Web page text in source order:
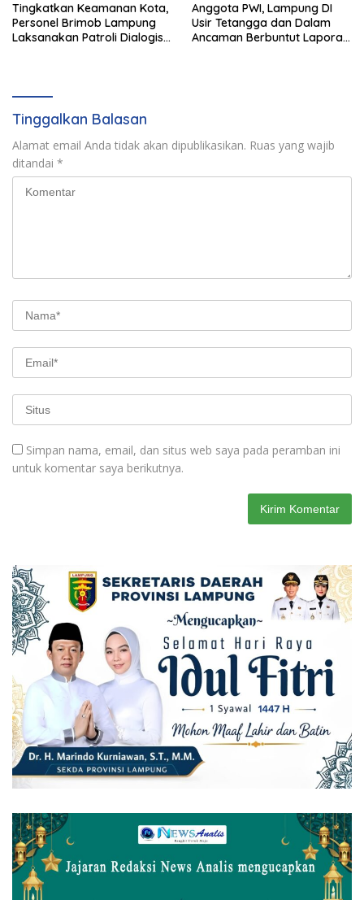
Tingkatkan Keamanan Kota,
Personel Brimob Lampung
Laksanakan Patroli Dialogis
Anggota PWI, Lampung DI
Usir Tetangga dan Dalam
Ancaman Berbuntut Laporan
Tinggalkan Balasan
Alamat email Anda tidak akan dipublikasikan. Ruas yang wajib
ditandai *
Simpan nama, email, dan situs web saya pada peramban ini
untuk komentar saya berikutnya.